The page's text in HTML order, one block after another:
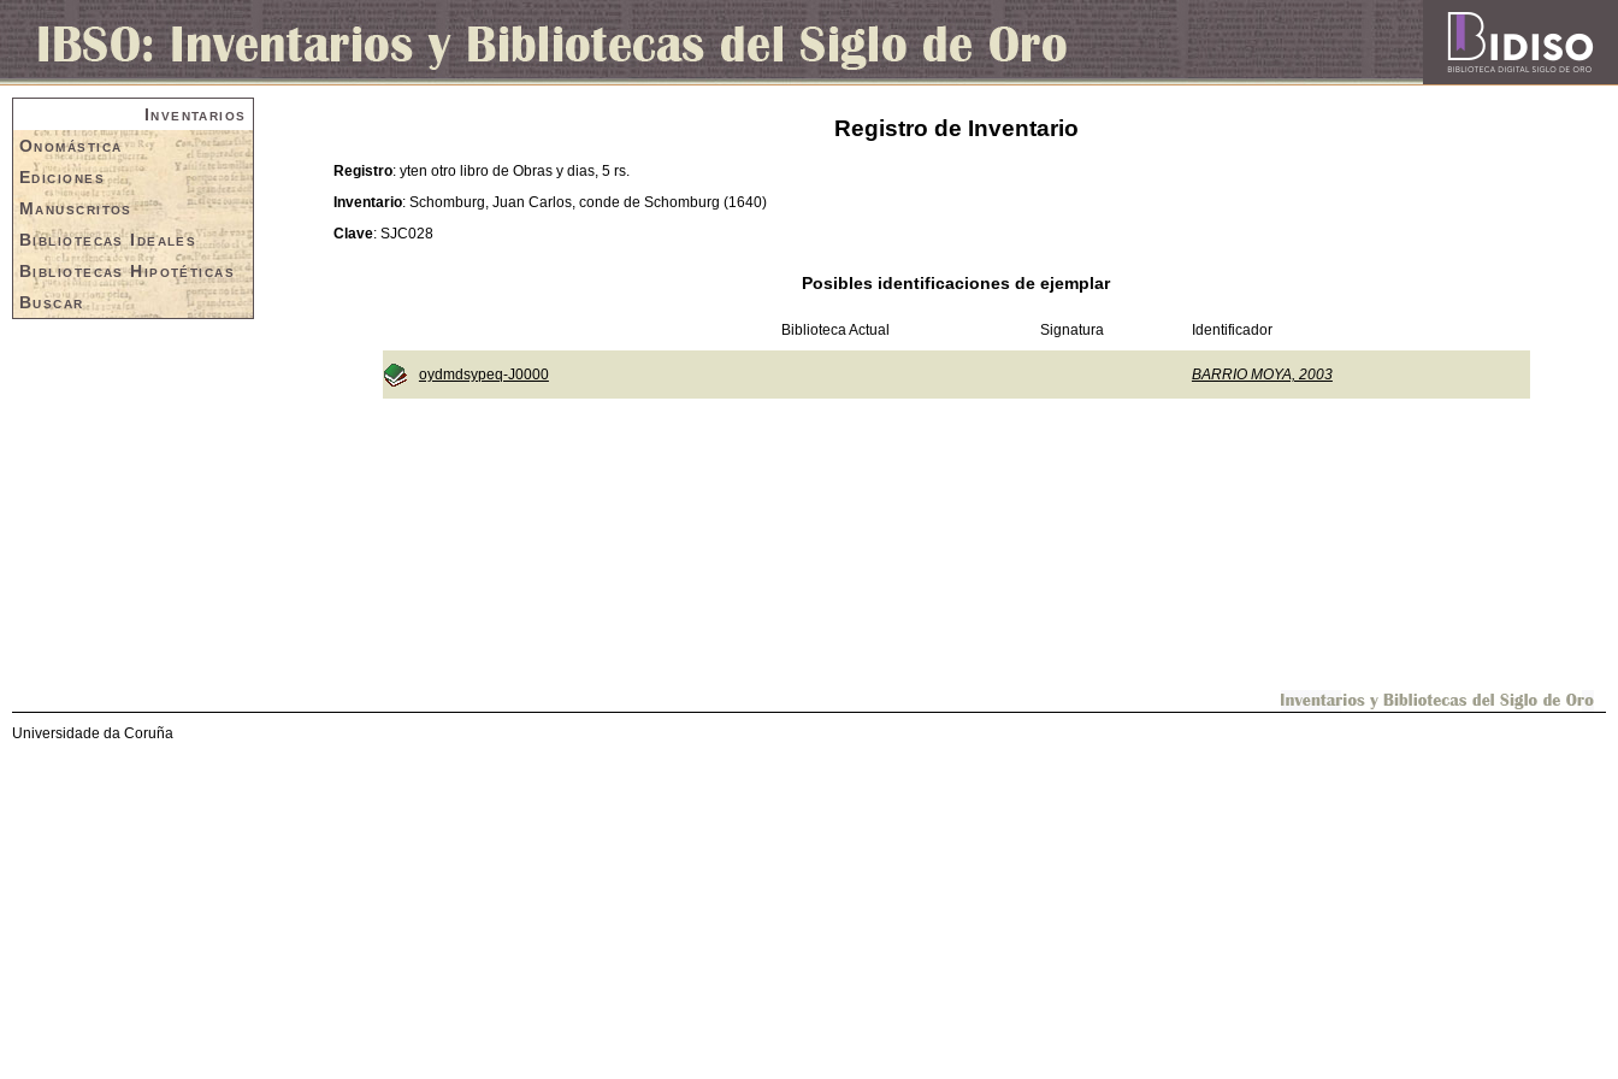
Inventarios
Onomástica
Ediciones
Manuscritos
Bibliotecas Ideales
Bibliotecas Hipotéticas
Buscar
Registro de Inventario
Registro: yten otro libro de Obras y dias, 5 rs.
Inventario: Schomburg, Juan Carlos, conde de Schomburg (1640)
Clave: SJC028
Posibles identificaciones de ejemplar
Biblioteca Actual Signatura Identificador
oydmdsypeq-J0000 BARRIO MOYA, 2003
Universidade da Coruña